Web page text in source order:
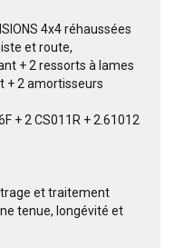
4x4 réhaussées
et route,
+ 2 ressorts à lames
+ 2 amortisseurs
+ 2 CS011R + 2.61012
et traitement
tenue, longévité et